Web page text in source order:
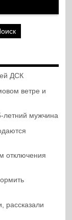
ДСК
ветре и
летний мужчина
отключения
рассказали